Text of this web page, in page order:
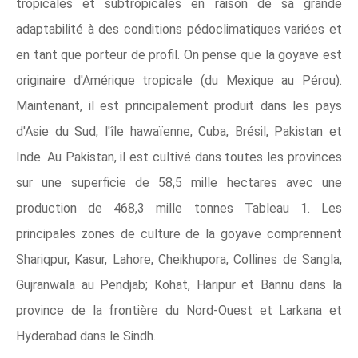
tropicales et subtropicales en raison de sa grande
adaptabilité à des conditions pédoclimatiques variées et
en tant que porteur de profil. On pense que la goyave est
originaire d'Amérique tropicale (du Mexique au Pérou).
Maintenant, il est principalement produit dans les pays
d'Asie du Sud, l'île hawaïenne, Cuba, Brésil, Pakistan et
Inde. Au Pakistan, il est cultivé dans toutes les provinces
sur une superficie de 58,5 mille hectares avec une
production de 468,3 mille tonnes Tableau 1. Les
principales zones de culture de la goyave comprennent
Shariqpur, Kasur, Lahore, Cheikhupora, Collines de Sangla,
Gujranwala au Pendjab; Kohat, Haripur et Bannu dans la
province de la frontière du Nord-Ouest et Larkana et
Hyderabad dans le Sindh.